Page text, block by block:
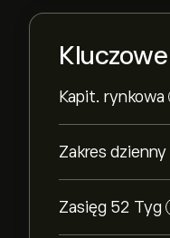
Kapit. rynkowa
Zakres dzienny
Zasięg 52 Tyg